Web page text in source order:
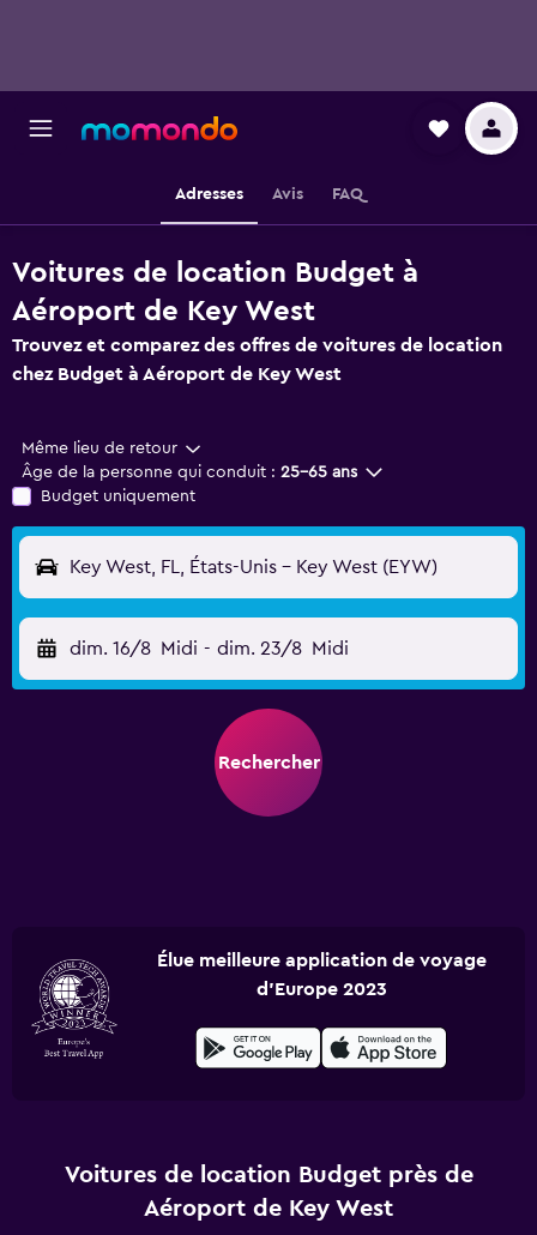
Adresses Avis FAQ
Voitures de location Budget à
Aéroport de Key West
Trouvez et comparez des offres de voitures de location
chez Budget à Aéroport de Key West
Même lieu de retour
Âge de la personne qui conduit : 25-65 ans
Budget uniquement
Key West, FL, États-Unis - Key West (EYW)
dim. 16/8 Midi - dim. 23/8 Midi
Rechercher
Élue meilleure application de voyage
d'Europe 2023
Voitures de location Budget près de
Aéroport de Key West